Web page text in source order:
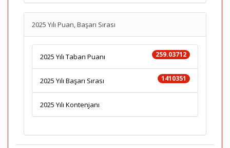
2025 Yılı Puan, Başarı Sırası
259.03712
2025 Yılı Taban Puanı
1410351
2025 Yılı Başarı Sırası
2025 Yılı Kontenjanı